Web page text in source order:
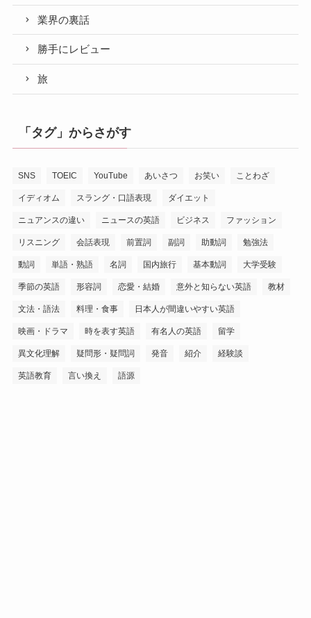
業界の裏話
勝手にレビュー
旅
「タグ」からさがす
SNS TOEIC YouTube あいさつ お笑い ことわざ
イディオム スラング・口語表現 ダイエット
ニュアンスの違い ニュースの英語 ビジネス ファッション
リスニング 会話表現 前置詞 副詞 助動詞 勉強法
動詞 単語・熟語 名詞 国内旅行 基本動詞 大学受験
季節の英語 形容詞 恋愛・結婚 意外と知らない英語 教材
文法・語法 料理・食事 日本人が間違いやすい英語
映画・ドラマ 時を表す英語 有名人の英語 留学
異文化理解 疑問形・疑問詞 発音 紹介 経験談
英語教育 言い換え 語源